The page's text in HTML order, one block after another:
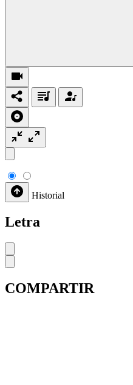
Historial
Letra
COMPARTIR